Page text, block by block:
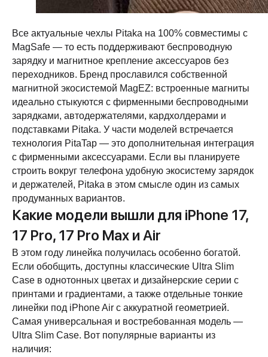
Все актуальные чехлы Pitaka на 100% совместимы с
MagSafe — то есть поддерживают беспроводную
зарядку и магнитное крепление аксессуаров без
переходников. Бренд прославился собственной
магнитной экосистемой MagEZ: встроенные магниты
идеально стыкуются с фирменными беспроводными
зарядками, автодержателями, кардхолдерами и
подставками Pitaka. У части моделей встречается
технология PitaTap — это дополнительная интеграция
с фирменными аксессуарами. Если вы планируете
строить вокруг телефона удобную экосистему зарядок
и держателей, Pitaka в этом смысле один из самых
продуманных вариантов.
Какие модели вышли для iPhone 17,
17 Pro, 17 Pro Max и Air
В этом году линейка получилась особенно богатой.
Если обобщить, доступны классические Ultra Slim
Case в однотонных цветах и дизайнерские серии с
принтами и градиентами, а также отдельные тонкие
линейки под iPhone Air с аккуратной геометрией.
Самая универсальная и востребованная модель —
Ultra Slim Case. Вот популярные варианты из
наличия: